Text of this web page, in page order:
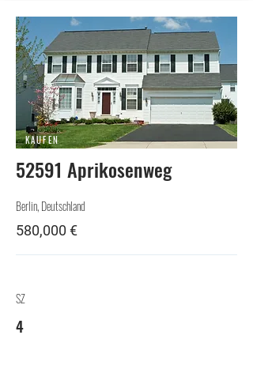
KAUFEN
52591 Aprikosenweg
Berlin, Deutschland
580,000 €
SZ
4